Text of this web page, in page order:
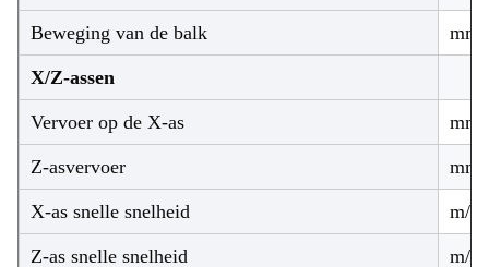
Beweging van de balk mm
X/Z-assen
Vervoer op de X-as mm
Z-asvervoer mm
X-as snelle snelheid m/
Z-as snelle snelheid m/